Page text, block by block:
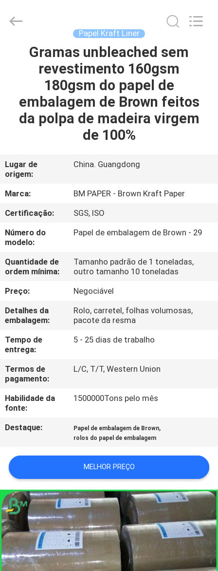
PARA
PRODUTOS
SOBRE
VISITA
À
FÁBRICA
CONTROLE
DE
QUALIDADE
CONTACTE-
NOS
NOTÍCIAS
CASOS
DO
POLÍTICA
DE
PRIVACIDADE
BMPAPER
CO.,LTD.
Papel Kraft Liner
Gramas unbleached sem
revestimento 160gsm
180gsm do papel de
embalagem de Brown feitos
da polpa de madeira virgem
de 100%
Lugar de
origem:
China. Guangdong
Marca:
BM PAPER - Brown Kraft Paper
Certificação:
SGS, ISO
Número do
modelo:
Papel de embalagem de Brown - 29
Quantidade de
ordem mínima:
Tamanho padrão de 1 toneladas,
outro tamanho 10 toneladas
Preço:
Negociável
Detalhes da
embalagem:
Rolo, carretel, folhas volumosas,
pacote da resma
Tempo de
entrega:
5 - 25 dias de trabalho
Termos de
pagamento:
L/C, T/T, Western Union
Habilidade da
fonte:
1500000Tons pelo mês
Destaque: Papel de embalagem de Brown,
rolos do papel de embalagem
MELHOR PREÇO